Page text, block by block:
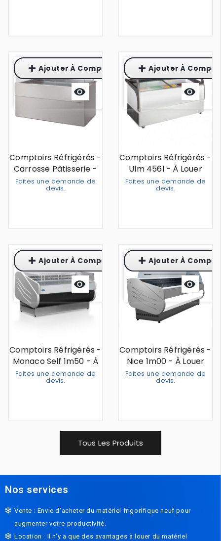
Ajouter À Comparaison
Comptoirs Réfrigérés -
Carrosse Pâtisserie -
1m40 - À Louer
Faites une demande de
devis.
Ajouter À
Comptoirs Réfrigérés -
Ulm 456l - À Louer
Faites une demande de
devis.
Ajouter À Comparaison
Comptoirs Réfrigérés -
Monaco Self 1m50 - À
Louer
Faites une demande de
devis.
Ajouter À
Comptoirs Réfrigérés -
Nice 1m00 - À Louer
Faites une demande de
devis.
Tous Les Produits
Nos services
Vente : Envie d'acheter du matériel frigorifique neuf pour
augmenter votre productivité.
Location : Il n'y a que des avantages à louer du matériel